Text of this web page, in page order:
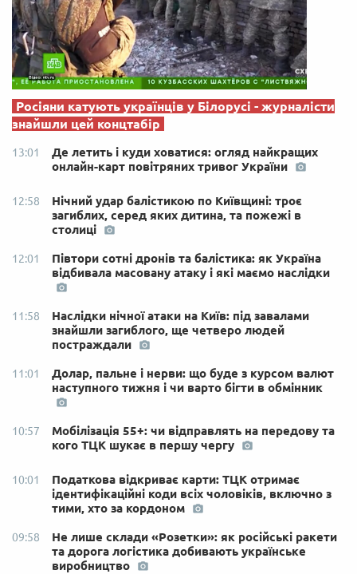
Росіяни катують українців у Білорусі - журналісти
знайшли цей концтабір
13:01
Де летить і куди ховатися: огляд найкращих
онлайн-карт повітряних тривог України
12:58
Нічний удар балістикою по Київщині: троє
загиблих, серед яких дитина, та пожежі в
столиці
12:01
Півтори сотні дронів та балістика: як Україна
відбивала масовану атаку і які маємо наслідки
11:58
Наслідки нічної атаки на Київ: під завалами
знайшли загиблого, ще четверо людей
постраждали
11:01
Долар, пальне і нерви: що буде з курсом валют
наступного тижня і чи варто бігти в обмінник
10:57
Мобілізація 55+: чи відправлять на передову та
кого ТЦК шукає в першу чергу
10:01
Податкова відкриває карти: ТЦК отримає
ідентифікаційні коди всіх чоловіків, включно з
тими, хто за кордоном
09:58
Не лише склади «Розетки»: як російські ракети
та дорога логістика добивають українське
виробництво